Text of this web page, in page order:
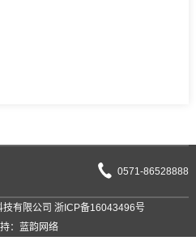
0571-86528888
有限公司 浙ICP备16043496号
： 蓝韵网络